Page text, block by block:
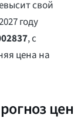
свой
году
, с
цена на
цен